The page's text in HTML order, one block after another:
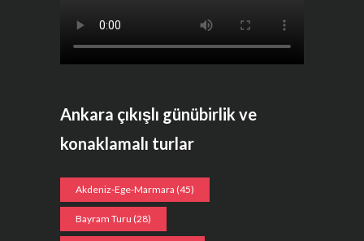
Ankara çıkışlı günübirlik ve
konaklamalı turlar
Akdeniz-Ege-Marmara (45)
Bayram Turu (28)